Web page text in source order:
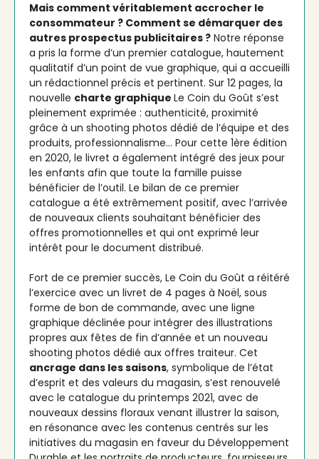
Mais comment véritablement accrocher le
consommateur ? Comment se démarquer des
autres prospectus publicitaires ? Notre réponse
a pris la forme d’un premier catalogue, hautement
qualitatif d’un point de vue graphique, qui a accueilli
un rédactionnel précis et pertinent. Sur 12 pages, la
nouvelle charte graphique Le Coin du Goût s’est
pleinement exprimée : authenticité, proximité
grâce à un shooting photos dédié de l’équipe et des
produits, professionnalisme… Pour cette 1ère édition
en 2020, le livret a également intégré des jeux pour
les enfants afin que toute la famille puisse
bénéficier de l’outil. Le bilan de ce premier
catalogue a été extrêmement positif, avec l’arrivée
de nouveaux clients souhaitant bénéficier des
offres promotionnelles et qui ont exprimé leur
intérêt pour le document distribué.
Fort de ce premier succès, Le Coin du Goût a réitéré
l’exercice avec un livret de 4 pages à Noël, sous
forme de bon de commande, avec une ligne
graphique déclinée pour intégrer des illustrations
propres aux fêtes de fin d’année et un nouveau
shooting photos dédié aux offres traiteur. Cet
ancrage dans les saisons, symbolique de l’état
d’esprit et des valeurs du magasin, s’est renouvelé
avec le catalogue du printemps 2021, avec de
nouveaux dessins floraux venant illustrer la saison,
en résonance avec les contenus centrés sur les
initiatives du magasin en faveur du Développement